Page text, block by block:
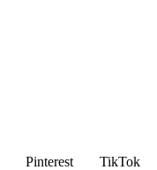
Pinterest TikTok